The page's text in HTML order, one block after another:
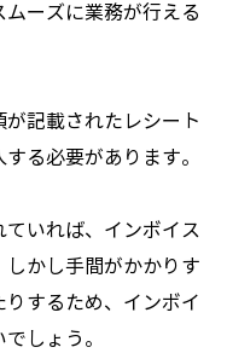
ーズに業務が行える
記載されたレシート
る必要があります。
いれば、インボイス
かし手間がかかりす
するため、インボイ
しょう。